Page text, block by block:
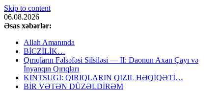
Skip to content
06.08.2026
Əsas xəbərlər:
Allah Amanında
BİCZİLİK…
Qırıqların Fəlsəfəsi Silsiləsi — II: Daonun Axan Çayı və
İnyanqın Qırıqları
KINTSUGI: QIRIQLARIN QIZIL HƏQİQƏTİ…
BİR VƏTƏN DÜZƏLDİRƏM